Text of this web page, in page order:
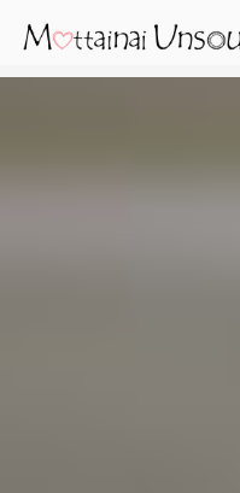
メインコンテンツに移動